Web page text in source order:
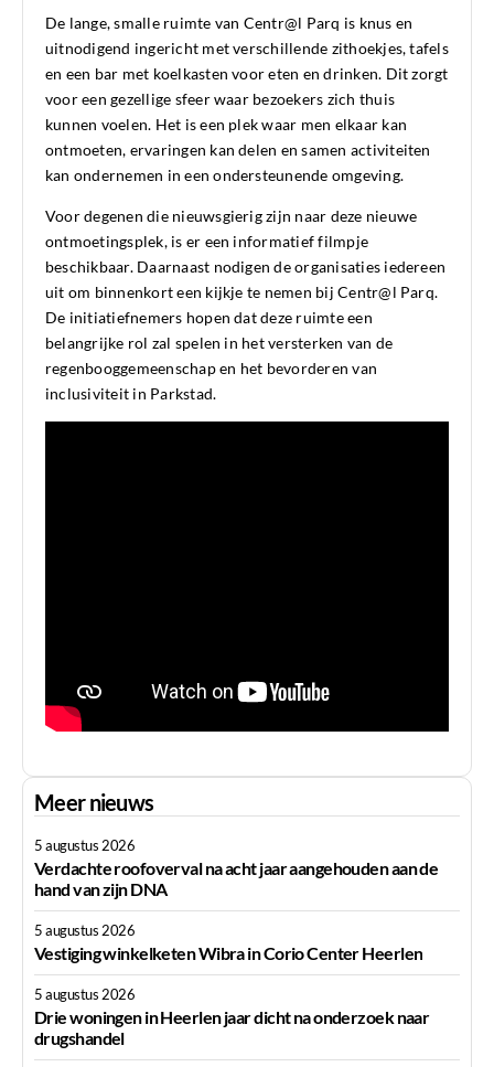
De lange, smalle ruimte van Centr@l Parq is knus en
uitnodigend ingericht met verschillende zithoekjes, tafels
en een bar met koelkasten voor eten en drinken. Dit zorgt
voor een gezellige sfeer waar bezoekers zich thuis
kunnen voelen. Het is een plek waar men elkaar kan
ontmoeten, ervaringen kan delen en samen activiteiten
kan ondernemen in een ondersteunende omgeving.
Voor degenen die nieuwsgierig zijn naar deze nieuwe
ontmoetingsplek, is er een informatief filmpje
beschikbaar. Daarnaast nodigen de organisaties iedereen
uit om binnenkort een kijkje te nemen bij Centr@l Parq.
De initiatiefnemers hopen dat deze ruimte een
belangrijke rol zal spelen in het versterken van de
regenbooggemeenschap en het bevorderen van
inclusiviteit in Parkstad.
Meer nieuws
5 augustus 2026
Verdachte roofoverval na acht jaar aangehouden aan de
hand van zijn DNA
5 augustus 2026
Vestiging winkelketen Wibra in Corio Center Heerlen
5 augustus 2026
Drie woningen in Heerlen jaar dicht na onderzoek naar
drugshandel